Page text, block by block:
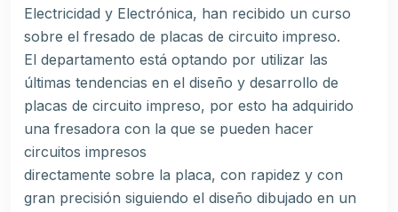
Electricidad y Electrónica, han recibido un curso
sobre el fresado de placas de circuito impreso.
El departamento está optando por utilizar las
últimas tendencias en el diseño y desarrollo de
placas de circuito impreso, por esto ha adquirido
una fresadora con la que se pueden hacer
circuitos impresos
directamente sobre la placa, con rapidez y con
gran precisión siguiendo el diseño dibujado en un